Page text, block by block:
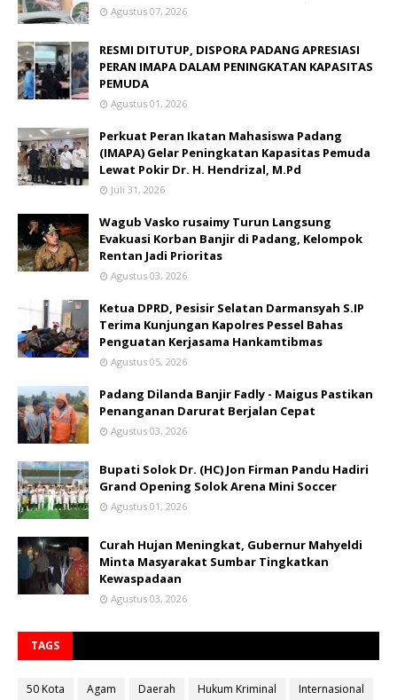
Agustus 07, 2026
RESMI DITUTUP, DISPORA PADANG APRESIASI
PERAN IMAPA DALAM PENINGKATAN KAPASITAS
PEMUDA
Agustus 01, 2026
Perkuat Peran Ikatan Mahasiswa Padang
(IMAPA) Gelar Peningkatan Kapasitas Pemuda
Lewat Pokir Dr. H. Hendrizal, M.Pd
Juli 31, 2026
Wagub Vasko rusaimy Turun Langsung
Evakuasi Korban Banjir di Padang, Kelompok
Rentan Jadi Prioritas
Agustus 03, 2026
Ketua DPRD, Pesisir Selatan Darmansyah S.IP
Terima Kunjungan Kapolres Pessel Bahas
Penguatan Kerjasama Hankamtibmas
Agustus 05, 2026
Padang Dilanda Banjir Fadly - Maigus Pastikan
Penanganan Darurat Berjalan Cepat
Agustus 03, 2026
Bupati Solok Dr. (HC) Jon Firman Pandu Hadiri
Grand Opening Solok Arena Mini Soccer
Agustus 01, 2026
Curah Hujan Meningkat, Gubernur Mahyeldi
Minta Masyarakat Sumbar Tingkatkan
Kewaspadaan
Agustus 03, 2026
TAGS
50 Kota Agam Daerah Hukum Kriminal Internasional